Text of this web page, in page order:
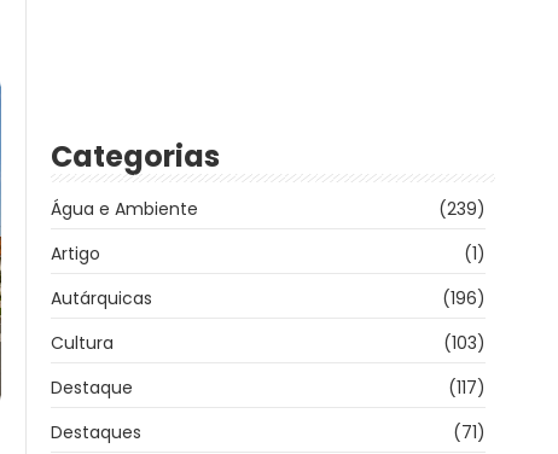
Categorias
Água e Ambiente
(239)
Artigo
(1)
Autárquicas
(196)
Cultura
(103)
Destaque
(117)
Destaques
(71)